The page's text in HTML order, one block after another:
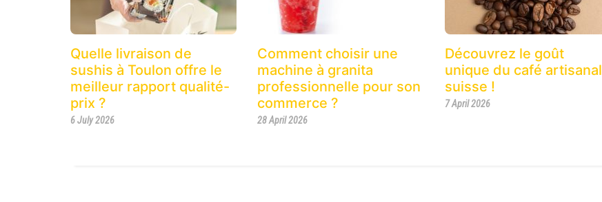
Quelle livraison de
sushis à Toulon offre le
meilleur rapport qualité-
prix ?
6 July 2026
Comment choisir une
machine à granita
professionnelle pour son
commerce ?
28 April 2026
Découvrez le goût
unique du café artisanal
suisse !
7 April 2026